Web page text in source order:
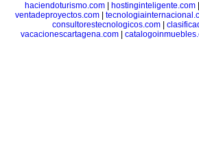
haciendoturismo.com
hostinginteligente.com
ventadeproyectos.com|
consultorestecnologicos.com
vacacionescartagena.com